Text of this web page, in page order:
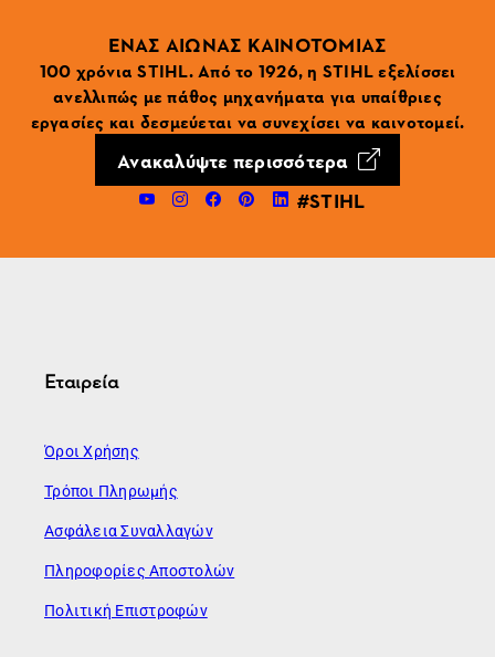
ΕΝΑΣ ΑΙΩΝΑΣ ΚΑΙΝΟΤΟΜΙΑΣ
100 χρόνια STIHL. Από το 1926, η STIHL εξελίσσει
ανελλιπώς με πάθος μηχανήματα για υπαίθριες
εργασίες και δεσμεύεται να συνεχίσει να καινοτομεί.
Ανακαλύψτε περισσότερα
#STIHL
Εταιρεία
Όροι Χρήσης
Τρόποι Πληρωμής
Ασφάλεια Συναλλαγών
Πληροφορίες Αποστολών
Πολιτική Επιστροφών